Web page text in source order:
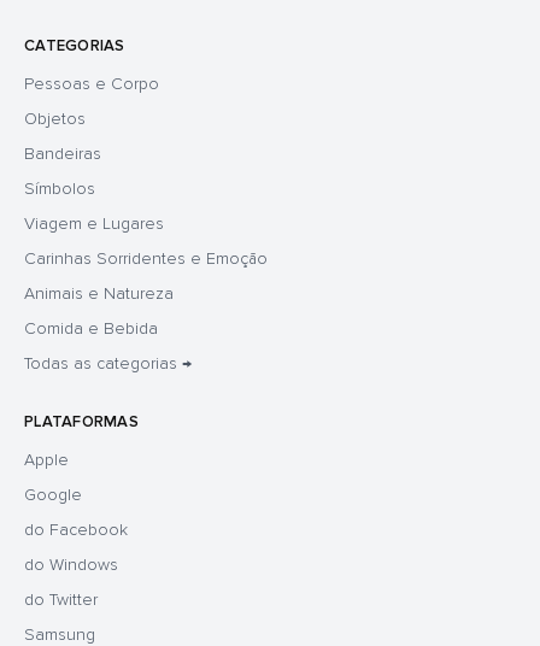
CATEGORIAS
Pessoas e Corpo
Objetos
Bandeiras
Símbolos
Viagem e Lugares
Carinhas Sorridentes e Emoção
Animais e Natureza
Comida e Bebida
Todas as categorias →
PLATAFORMAS
Apple
Google
do Facebook
do Windows
do Twitter
Samsung